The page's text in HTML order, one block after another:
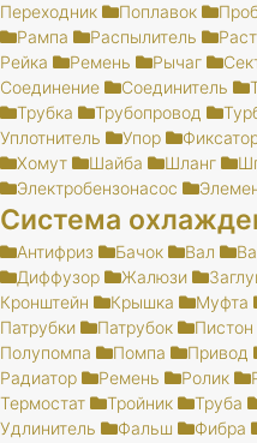
Переходник
Поплавок
Рампа
Распылитель
Рейка
Ремень Рычаг
Соединение
Соединитель
Трубка
Трубопровод
Уплотнитель
Упор
Хомут
Шайба Шланг
Электробензонасос
Система
Антифриз Бачок Вал
Диффузор
Жалюзи
Кронштейн
Крышка Муфта
Патрубки
Патрубок Пистон
Полупомпа
Помпа Привод
Радиатор
Ремень Ролик
Термостат
Тройник Труба
Удлинитель
Фальш Фибра